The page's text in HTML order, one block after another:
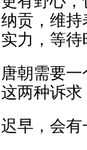
纳贡，维
实力，等待
唐朝需要
这两种诉求
迟早，会有